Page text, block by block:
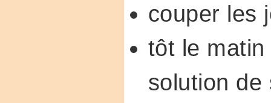
couper les
tôt le
solution de